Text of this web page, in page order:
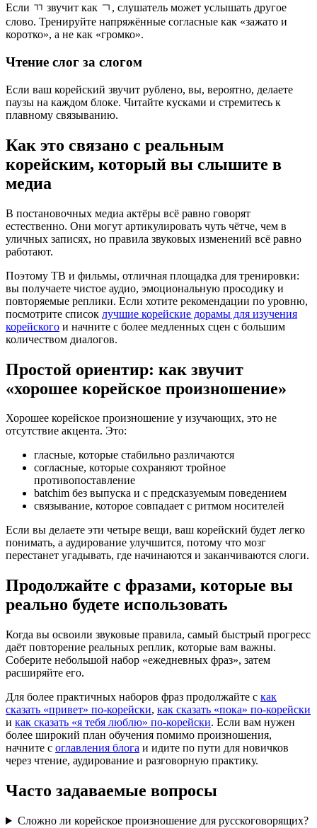
Если ㄲ звучит как ㄱ, слушатель может услышать другое
слово. Тренируйте напряжённые согласные как «зажато и
коротко», а не как «громко».
Чтение слог за слогом
Если ваш корейский звучит рублено, вы, вероятно, делаете
паузы на каждом блоке. Читайте кусками и стремитесь к
плавному связыванию.
Как это связано с реальным
корейским, который вы слышите в
медиа
В постановочных медиа актёры всё равно говорят
естественно. Они могут артикулировать чуть чётче, чем в
уличных записях, но правила звуковых изменений всё равно
работают.
Поэтому ТВ и фильмы, отличная площадка для тренировки:
вы получаете чистое аудио, эмоциональную просодику и
повторяемые реплики. Если хотите рекомендации по уровню,
посмотрите список лучшие корейские дорамы для изучения
корейского и начните с более медленных сцен с большим
количеством диалогов.
Простой ориентир: как звучит
«хорошее корейское произношение»
Хорошее корейское произношение у изучающих, это не
отсутствие акцента. Это:
гласные, которые стабильно различаются
согласные, которые сохраняют тройное
противопоставление
batchim без выпуска и с предсказуемым поведением
связывание, которое совпадает с ритмом носителей
Если вы делаете эти четыре вещи, ваш корейский будет легко
понимать, а аудирование улучшится, потому что мозг
перестанет угадывать, где начинаются и заканчиваются слоги.
Продолжайте с фразами, которые вы
реально будете использовать
Когда вы освоили звуковые правила, самый быстрый прогресс
даёт повторение реальных реплик, которые вам важны.
Соберите небольшой набор «ежедневных фраз», затем
расширяйте его.
Для более практичных наборов фраз продолжайте с как
сказать «привет» по-корейски, как сказать «пока» по-корейски
и как сказать «я тебя люблю» по-корейски. Если вам нужен
более широкий план обучения помимо произношения,
начните с оглавления блога и идите по пути для новичков
через чтение, аудирование и разговорную практику.
Часто задаваемые вопросы
Сложно ли корейское произношение для русскоговорящих?